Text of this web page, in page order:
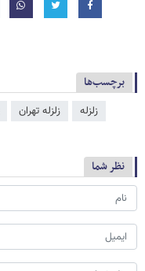
برچسب‌ها
زلزله زلزله تهران
نظر شما